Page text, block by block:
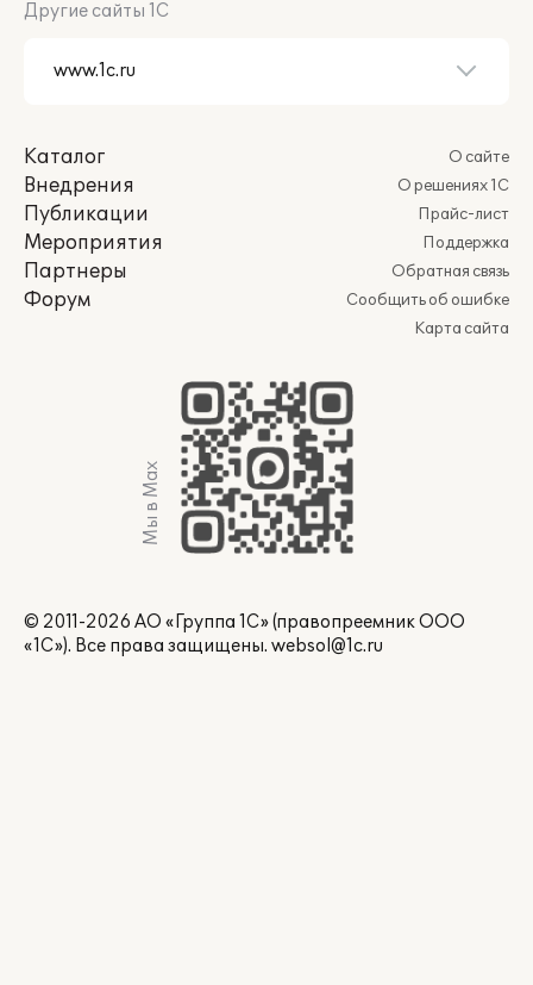
Другие сайты 1С
Каталог
Внедрения
Публикации
Мероприятия
Партнеры
Форум
О сайте
О решениях 1С
Прайс-лист
Поддержка
Обратная связь
Сообщить об ошибке
Карта сайта
Мы в Max
© 2011-2026 АО «Группа 1С» (правопреемник ООО
«1С»). Все права защищены. websol@1c.ru